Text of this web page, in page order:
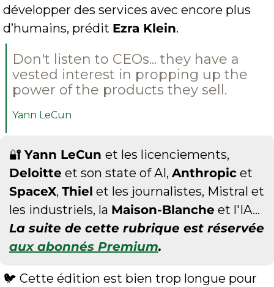
développer des services avec encore plus
d’humains, prédit Ezra Klein.
Don't listen to CEOs... they have a
vested interest in propping up the
power of the products they sell.
Yann LeCun
🔐 Yann LeCun
Deloitte et son state of AI, Anthropic
SpaceX, Thiel et les journalistes, Mistral et
les industriels, la Maison-Blanche et l'IA…
aux abonnés Premium.
🐦 Cette édition est bien trop longue pour